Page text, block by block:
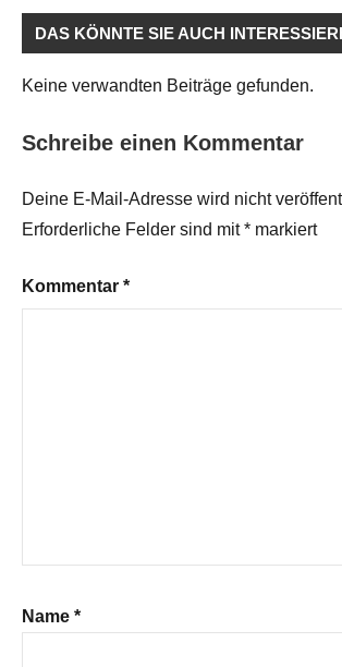
DAS KÖNNTE SIE AUCH
Keine verwandten Beiträge gefunden.
Schreibe einen Kommentar
Deine E-Mail-Adresse wird nicht
Erforderliche Felder sind mit* markiert
Kommentar *
Name *